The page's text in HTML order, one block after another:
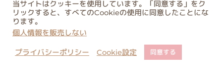
当サイトはクッキーを使用しています。「同意する」をク
リックすると、すべてのCookieの使用に同意したことにな
ります。
個人情報を販売しない
プライバシーポリシー Cookie設定 同意する